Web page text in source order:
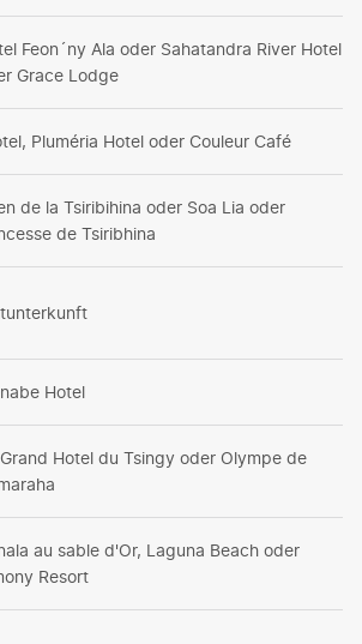
Feon´ny Ala oder Sahatandra River Hotel
Grace Lodge
Pluméria Hotel oder Couleur Café
de la Tsiribihina oder Soa Lia oder
de Tsiribhina
Hotel
Hotel du Tsingy oder Olympe de
au sable d'Or, Laguna Beach oder
Resort